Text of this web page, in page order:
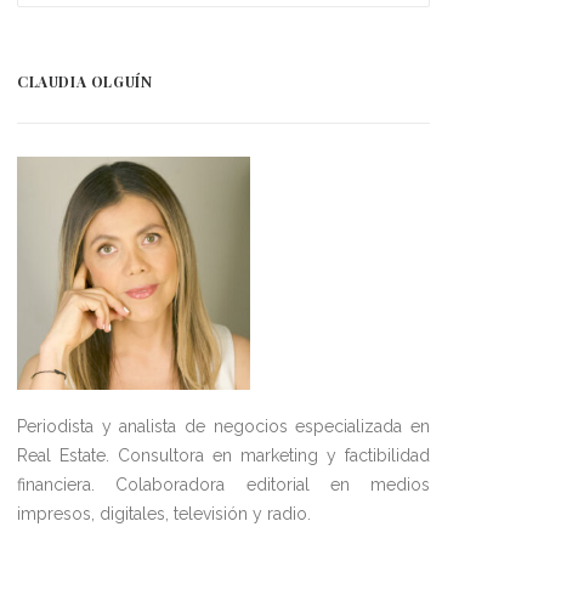
CLAUDIA OLGUÍN
Periodista y analista de negocios especializada en
Real Estate. Consultora en marketing y factibilidad
financiera. Colaboradora editorial en medios
impresos, digitales, televisión y radio.